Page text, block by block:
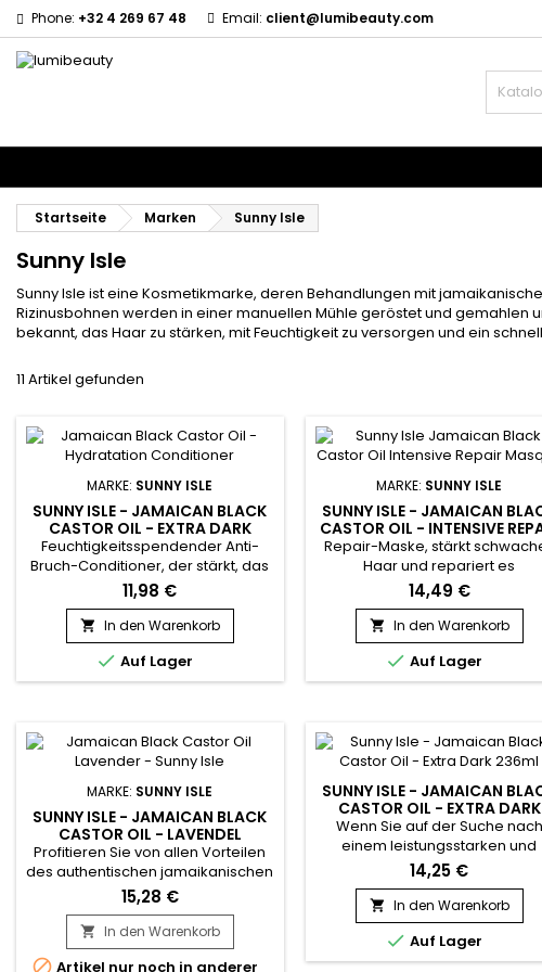
Phone: +32 4 269 67 48 Email: client@lumibeauty.com
Startseite Marken Sunny Isle
Sunny Isle
Sunny Isle ist eine Kosmetikmarke, deren Behandlungen mit
Rizinusbohnen werden in einer manuellen Mühle geröstet und gemahlen
bekannt, das Haar zu stärken, mit Feuchtigkeit zu versorgen und ein
11 Artikel gefunden
MARKE: SUNNY ISLE
SUNNY ISLE - JAMAICAN BLACK
CASTOR OIL - EXTRA DARK
HYDRATATION CONDITIONER
Feuchtigkeitsspendender Anti-
Bruch-Conditioner, der stärkt, das
Wachstum stimuliert, beim
Entwirren hilft und trockene und
juckende Kopfhaut behandelt.
Sunny Isle Extra Dark Jamaican
Black Castor Oil Conditioner
enthält Weizenprotein, um das
trockenes, strapaziertes oder
chemisch...
11,98 €
 In den Warenkorb
 Auf Lager
MARKE: SUNNY ISLE
SUNNY ISLE - JAMAICAN
CASTOR OIL - INTENSIVE
MASQUE
Repair-Maske, stärkt
Haar und repariert es
tiefenwirksam. Sunny Isle
Jamaican Black Castor Oil
Intensive Repair Masque ist eine
tief nährende und
feuchtigkeitsspendende Maske,
die die Widerstandskraft des
Geschmeidigkeit und den
fördert.Distel- und
die reich an...
14,49 €
 In den Warenkorb
 Auf Lager
MARKE: SUNNY ISLE
SUNNY ISLE - JAMAICAN BLACK
CASTOR OIL - LAVENDEL
Profitieren Sie von allen Vorteilen
des authentischen jamaikanischen
schwarzen Rizinusöls mit dem
belebenden Duft von Lavendel.
Diese Formel kombiniert
wirksames jamaikanisches
15,28 €
 In den Warenkorb
 Artikel nur noch in anderer
SUNNY ISLE - JAMAICAN
CASTOR OIL - EXTRA DARK
236ML
Wenn Sie auf der Suche nach
einem leistungsstarken und
vielseitigen Haar- und
Hautpflegeprodukt sind, sind Sie
bei Sunny Isle Extra Dark
Black Castor Oil genau
richtig.&nbsp; Dieses kraftvolle
ist wirksam zur Behandlung
14,25 €
 In den Warenkorb
 Auf Lager